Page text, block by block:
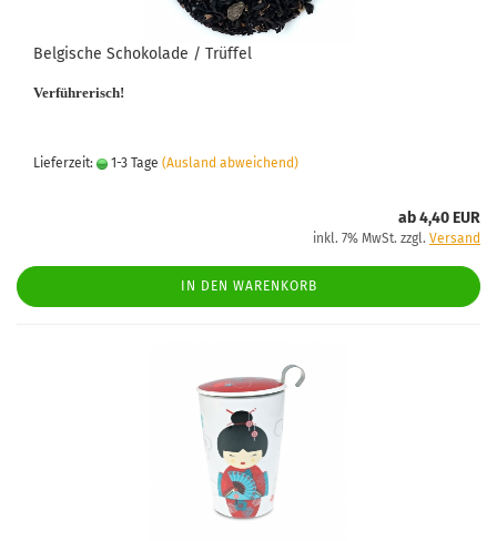
Belgische Schokolade / Trüffel
Verführerisch!
Lieferzeit: 1-3 Tage (Ausland abweichend)
ab 4,40 EUR
inkl. 7% MwSt. zzgl. Versand
IN DEN WARENKORB